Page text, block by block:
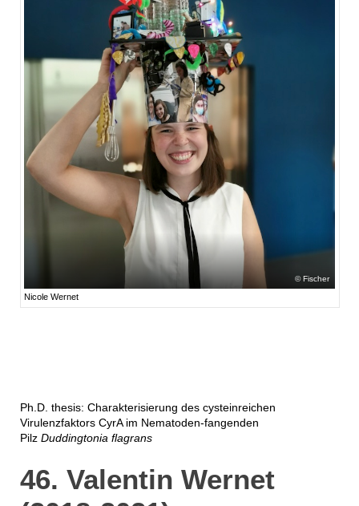
Fischer
Nicole Wernet
Ph.D. thesis: Charakterisierung des cysteinreichen
Virulenzfaktors CyrA im Nematoden-fangenden
Pilz Duddingtonia flagrans
46. Valentin Wernet